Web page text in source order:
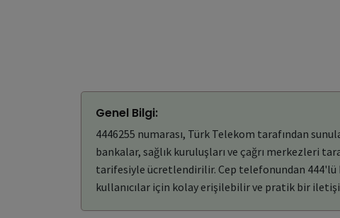
Genel Bilgi:
4446255 numarası, Türk Telekom tarafından
bankalar, sağlık kuruluşları ve çağrı merkezleri
tarifesiyle ücretlendirilir. Cep telefonundan 444'lü
kullanıcılar için kolay erişilebilir ve pratik bir